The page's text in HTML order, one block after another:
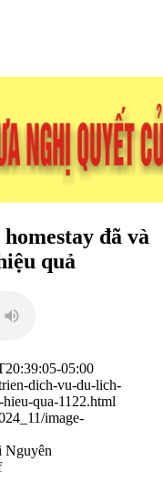
đã và
quả
05:00
dich-vu-du-lich-
qua-1122.html
image-
Nguyên